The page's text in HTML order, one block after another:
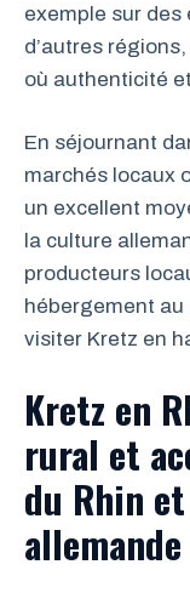
exemple sur
d’autres
où authenticité
En séjournant
marchés locaux
un excellent
la culture
producteurs
hébergement au
visiter Kretz en
Kretz en
rural et
du Rhin
allemande